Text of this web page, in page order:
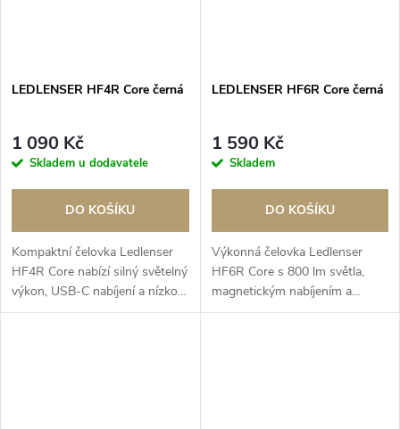
o
d
u
k
t
ů
d
u
k
t
LEDLENSER HF4R Core černá
1 090 Kč
Skladem u dodavatele
DO KOŠÍKU
Kompaktní čelovka Ledlenser
HF4R Core nabízí silný světelný
výkon, USB-C nabíjení a nízkou
hmotnost pro každodenní
LEDLENSER HF6R Core černá
1 590 Kč
Skladem
DO KOŠÍKU
Výkonná čelovka Ledlenser
HF6R Core s 800 lm světla,
magnetickým nabíjením a
krytím IP68 poskytuje